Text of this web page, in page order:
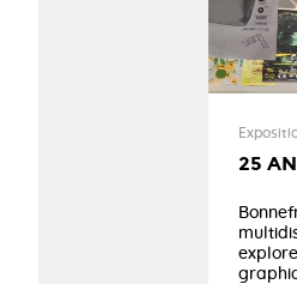
25